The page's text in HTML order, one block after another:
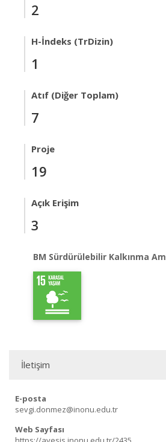
2
H-İndeks (TrDizin)
1
Atıf (Diğer Toplam)
7
Proje
19
Açık Erişim
3
BM Sürdürülebilir Kalkınma
İletişim
E-posta
sevgi.donmez@inonu.edu.tr
Web Sayfası